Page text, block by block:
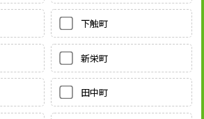
下触町
新栄町
田中町